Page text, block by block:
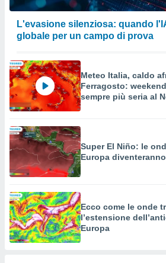
L'evasione silenziosa: quando
globale per un campo di prova
Meteo Italia, caldo
Ferragosto:
sempre più seria al
Super El Niño: le
Europa
Ecco come le onde
l’estensione
Europa